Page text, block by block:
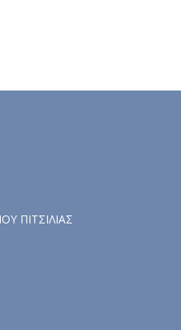
ΠΙΤΣΙΛΙΑΣ